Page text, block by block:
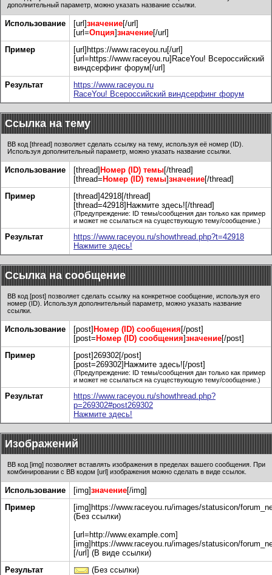
дополнительный параметр, можно указать название ссылки.
Использование [url]значение[/url]
[url=Опция]значение[/url]
Пример
[url]https://www.raceyou.ru[/url]
[url=https://www.raceyou.ru]RaceYou! Всероссийский
виндсерфинг форум[/url]
Результат
https://www.raceyou.ru
RaceYou! Всероссийский виндсерфинг форум
Ссылка на тему
BB код [thread] позволяет сделать ссылку на тему, используя её номер (ID).
Используя дополнительный параметр, можно указать название ссылки.
Использование [thread] Номер (ID) темы[/thread]
[thread= Номер (ID) темы]значение[/thread]
Пример
[thread]42918[/thread]
[thread=42918]Нажмите здесь![/thread]
(Предупреждение: ID темы/сообщения дан только как пример
и может не ссылаться на существующую тему/сообщение.)
Результат
https://www.raceyou.ru/showthread.php?t=42918
Нажмите здесь!
Ссылка на сообщение
BB код [post] позволяет сделать ссылку на конкретное сообщение, используя его
номер (ID). Используя дополнительный параметр, можно указать название
ссылки.
Использование [post] Номер (ID) сообщения [/post]
[post= Номер (ID) сообщения]значение[/post]
Пример
[post]269302[/post]
[post=269302]Нажмите здесь![/post]
(Предупреждение: ID темы/сообщения дан только как пример
и может не ссылаться на существующую тему/сообщение.)
Результат
https://www.raceyou.ru/showthread.php?
p=269302#post269302
Нажмите здесь!
Изображений
BB код [img] позволяет вставлять изображения в пределах вашего сообщения. При
комбинировании с BB кодом [url] изображения можно сделать в виде ссылок.
Использование [img]значение[/img]
Пример
[img]https://www.raceyou.ru/images/statusicon/
(Без ссылки)
[url=http://www.example.com]
[img]https://www.raceyou.ru/images/statusicon/
[/url] (В виде ссылки)
Результат
(Без ссылки)